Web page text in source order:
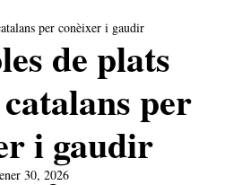
per conèixer i gaudir
de plats
per
i gaudir
30, 2026